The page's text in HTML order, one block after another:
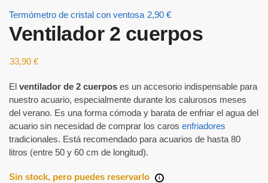
Termómetro de cristal con ventosa 2,90 €
Ventilador 2 cuerpos
33,90 €
El ventilador de 2 cuerpos es un accesorio indispensable para
nuestro acuario, especialmente durante los calurosos meses
del verano. Es una forma cómoda y barata de enfriar el agua del
acuario sin necesidad de comprar los caros enfriadores
tradicionales. Está recomendado para acuarios de hasta 80
litros (entre 50 y 60 cm de longitud).
Sin stock, pero puedes reservarlo i